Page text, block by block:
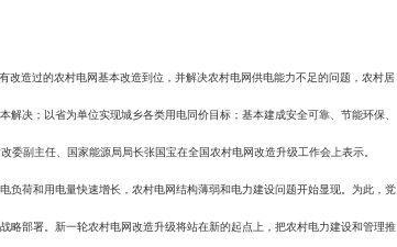
改造过的农村电网基本改造到位，并解决农村电网供电能力不足的问题，农村居
解决；以省为单位实现城乡各类用电同价目标；基本建成安全可靠、节能环保、
委副主任、国家能源局局长张国宝在全国农村电网改造升级工作会上表示。
荷和用电量快速增长，农村电网结构薄弱和电力建设问题开始显现。为此，党
略部署。新一轮农村电网改造升级将站在新的起点上，把农村电力建设和管理推